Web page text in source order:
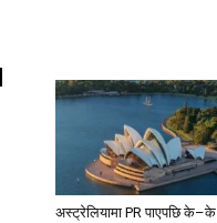
अस्ट्रेलियामा PR पाएपछि के–के